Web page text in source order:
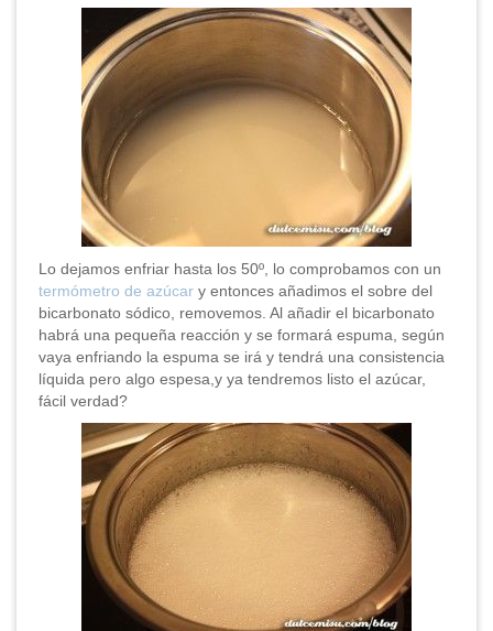
Lo dejamos enfriar hasta los 50º, lo comprobamos con un
termómetro de azúcar y entonces añadimos el sobre del
bicarbonato sódico, removemos. Al añadir el bicarbonato
habrá una pequeña reacción y se formará espuma, según
vaya enfriando la espuma se irá y tendrá una consistencia
líquida pero algo espesa,y ya tendremos listo el azúcar,
fácil verdad?